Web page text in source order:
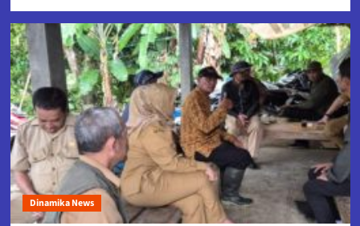
Dinamika News